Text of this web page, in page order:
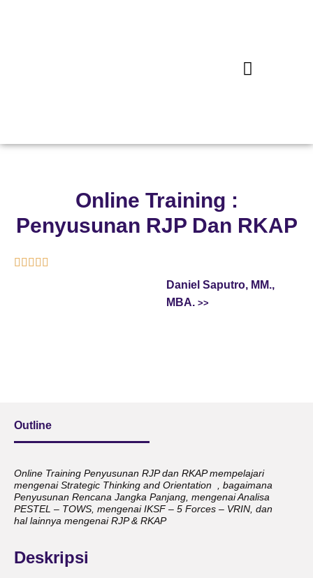
Online Training :
Penyusunan RJP Dan RKAP
    
Daniel Saputro, MM.,
MBA.
Outline
Online Training Penyusunan RJP dan RKAP mempelajari
mengenai Strategic Thinking and Orientation , bagaimana
Penyusunan Rencana Jangka Panjang, mengenai Analisa
PESTEL – TOWS, mengenai IKSF – 5 Forces – VRIN, dan
hal lainnya mengenai RJP & RKAP
Deskripsi